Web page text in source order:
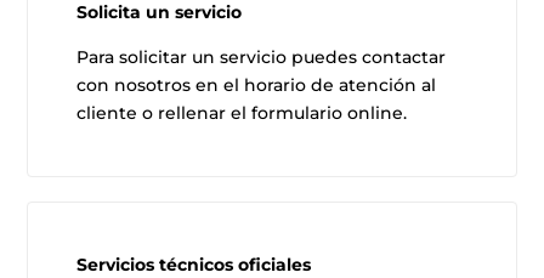
Solicita un servicio
Para solicitar un servicio puedes contactar
con nosotros en el horario de atención al
cliente o rellenar el formulario online.
Servicios técnicos oficiales